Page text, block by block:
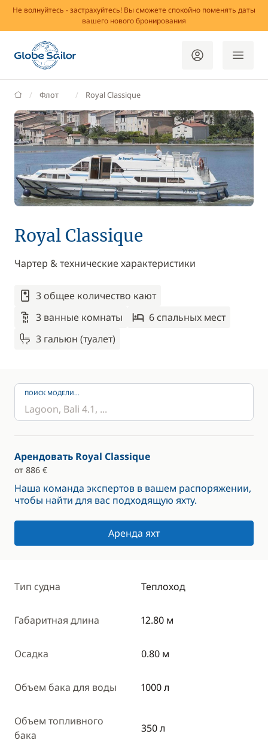
Не волнуйтесь - застрахуйтесь! Вы сможете спокойно поменять даты
вашего нового бронирования
GlobeSailor
Флот Royal Classique
Royal Classique
Чартер & технические характеристики
3 общее количество кают
3 ванные комнаты
6 спальныx мест
3 гальюн (туалет)
ПОИСК МОДЕЛИ...
Арендовать Royal Classique
от 886 €
Наша команда экспертов в вашем распоряжении,
чтобы найти для вас подходящую яхту.
Аренда яхт
Тип судна Теплоход
Габаритная длина 12.80 м
Осадка 0.80 м
Объем бака для воды 1000 л
Объем топливного
бака
350 л